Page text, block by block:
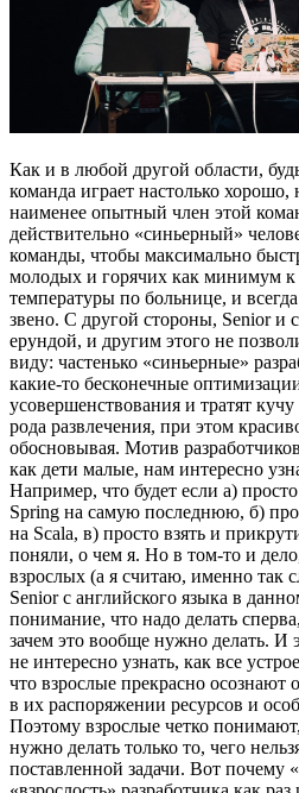
Как и в любой другой области,
команда играет настолько хорошо,
наименее опытный член этой
действительно «синьерный»
команды, чтобы максимально
молодых и горячих как минимум
температуры по больнице, и
звено. С другой стороны, Senior и
ерундой, и другим этого не
виду: частенько «синьерные»
какие-то бесконечные
усовершенствования и тратят
рода развлечения, при этом
обосновывая. Мотив
как дети малые, нам интересно
Например, что будет если а)
Spring на самую последнюю, б)
на Scala, в) просто взять и
поняли, о чем я. Но в том-то и
взрослых (а я считаю, именно так
Senior с английского языка в
понимание, что надо делать
зачем это вообще нужно делать. И
не интересно узнать, как все
что взрослые прекрасно
в их распоряжении ресурсов и
Поэтому взрослые четко
нужно делать только то, чего
поставленной задачи. Вот почему